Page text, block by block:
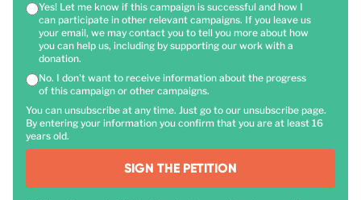
Yes! Let me know if this campaign is successful and how I
can participate in other relevant campaigns. If you leave us
your email, we may contact you to tell you more about how
you can help us, including by supporting our work with a
donation.
No. I don't want to receive information about the progress
of this campaign or other campaigns.
You can unsubscribe at any time. Just go to our unsubscribe page.
By entering your information you confirm that you are at least 16
years old.
SIGN THE PETITION